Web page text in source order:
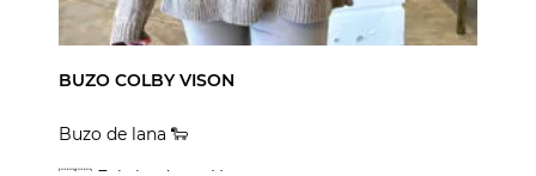
BUZO COLBY VISON
Buzo de lana 🐑